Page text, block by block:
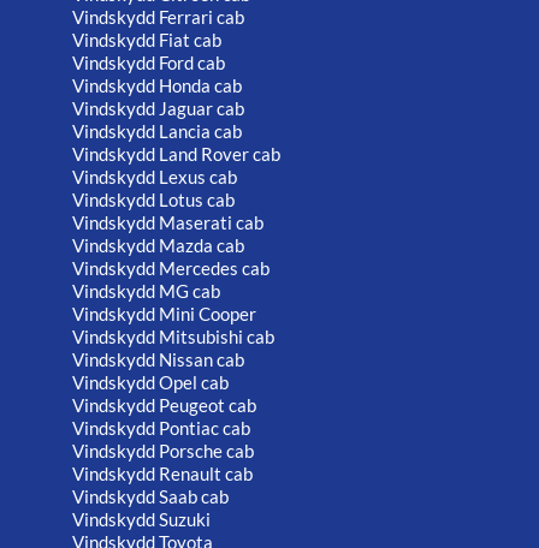
Vindskydd Ferrari cab
Vindskydd Fiat cab
Vindskydd Ford cab
Vindskydd Honda cab
Vindskydd Jaguar cab
Vindskydd Lancia cab
Vindskydd Land Rover cab
Vindskydd Lexus cab
Vindskydd Lotus cab
Vindskydd Maserati cab
Vindskydd Mazda cab
Vindskydd Mercedes cab
Vindskydd MG cab
Vindskydd Mini Cooper
Vindskydd Mitsubishi cab
Vindskydd Nissan cab
Vindskydd Opel cab
Vindskydd Peugeot cab
Vindskydd Pontiac cab
Vindskydd Porsche cab
Vindskydd Renault cab
Vindskydd Saab cab
Vindskydd Suzuki
Vindskydd Toyota